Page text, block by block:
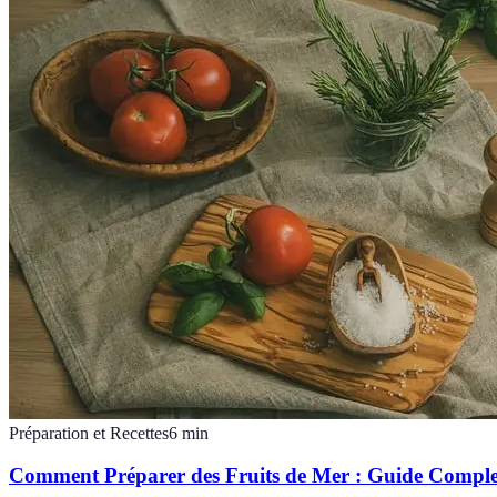
Préparation et Recettes6 min
Comment Préparer des Fruits de Mer : Guide